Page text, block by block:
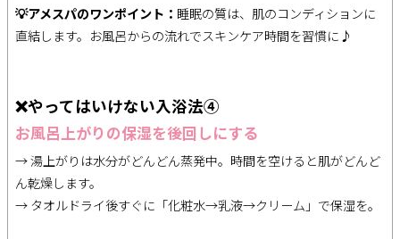
💡アメスパのワンポイント： 睡眠の質は、肌のコンディションに
直結します。お風呂からの流れでスキンケア時間を習慣に♪
❌やってはいけない入浴法④
お風呂上がりの保湿を後回しにする
→ 湯上がりは水分がどんどん蒸発中。時間を空けると肌がどんど
ん乾燥します。
→ タオルドライ後すぐに「化粧水→乳液→クリーム」で保湿を。